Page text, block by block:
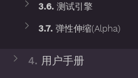
3.6.测试引擎
3.7.弹性伸缩(Alpha)
4. 用户手册